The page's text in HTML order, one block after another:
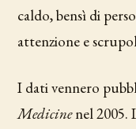
caldo, bensì di
attenzione e
I dati vennero
Medicinenel 2005.